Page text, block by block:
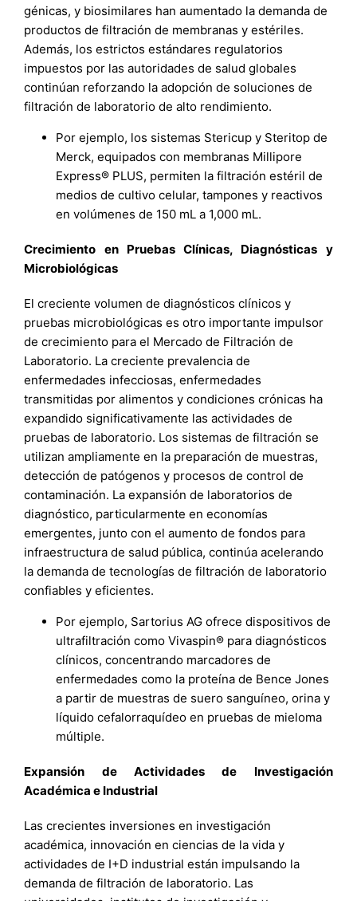
génicas, y biosimilares han aumentado la demanda de
productos de filtración de membranas y estériles.
Además, los estrictos estándares regulatorios
impuestos por las autoridades de salud globales
continúan reforzando la adopción de soluciones de
filtración de laboratorio de alto rendimiento.
Por ejemplo, los sistemas Stericup y Steritop de
Merck, equipados con membranas Millipore
Express® PLUS, permiten la filtración estéril de
medios de cultivo celular, tampones y reactivos
en volúmenes de 150 mL a 1,000 mL.
Crecimiento en Pruebas Clínicas, Diagnósticas y
Microbiológicas
El creciente volumen de diagnósticos clínicos y
pruebas microbiológicas es otro importante impulsor
de crecimiento para el Mercado de Filtración de
Laboratorio. La creciente prevalencia de
enfermedades infecciosas, enfermedades
transmitidas por alimentos y condiciones crónicas ha
expandido significativamente las actividades de
pruebas de laboratorio. Los sistemas de filtración se
utilizan ampliamente en la preparación de muestras,
detección de patógenos y procesos de control de
contaminación. La expansión de laboratorios de
diagnóstico, particularmente en economías
emergentes, junto con el aumento de fondos para
infraestructura de salud pública, continúa acelerando
la demanda de tecnologías de filtración de laboratorio
confiables y eficientes.
Por ejemplo, Sartorius AG ofrece dispositivos de
ultrafiltración como Vivaspin® para diagnósticos
clínicos, concentrando marcadores de
enfermedades como la proteína de Bence Jones
a partir de muestras de suero sanguíneo, orina y
líquido cefalorraquídeo en pruebas de mieloma
múltiple.
Expansión de Actividades de Investigación
Académica e Industrial
Las crecientes inversiones en investigación
académica, innovación en ciencias de la vida y
actividades de I+D industrial están impulsando la
demanda de filtración de laboratorio. Las